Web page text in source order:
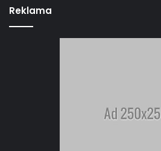
Reklama